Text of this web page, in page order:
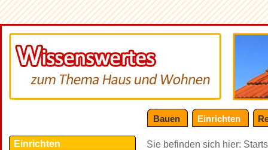
Bauen Einrichten
Sie befinden sich hier:
Einrichten